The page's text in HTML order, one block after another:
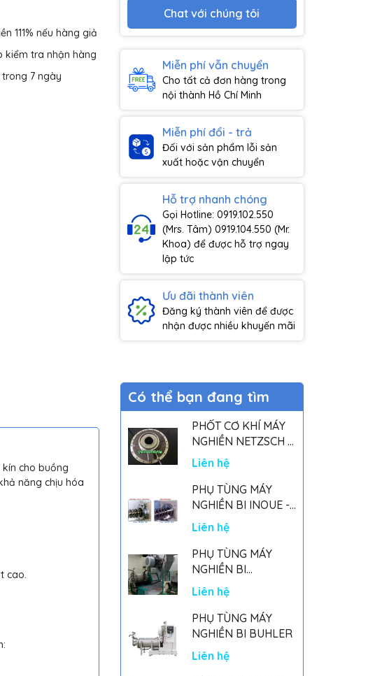
111% nếu hàng giả
kiểm tra nhận hàng
7 ngày
Chat với chúng tôi
Miễn phí vẫn chuyển
Cho tất cả đơn hàng trong
nội thành Hồ Chí Minh
Miễn phí đổi - trả
Đối với sản phẩm lỗi sản
xuất hoặc vận chuyển
Hỗ trợ nhanh chóng
Gọi Hotline: 0919.102.550
(Mrs. Tâm) 0919.104.550 (Mr.
Khoa) để được hỗ trợ ngay
lập tức
Ưu đãi thành viên
Đăng ký thành viên để được
nhận được nhiều khuyến mãi
cho buồng
năng chịu hóa
cao.
Có thể bạn đang tìm
PHỐT CƠ KHÍ MÁY
NGHIỀN NETZSCH -
GERMANY
Liên hệ
PHỤ TÙNG MÁY
NGHIỀN BI INOUE -
PARTS FOR MHGII-
50 MIGHTY MILL
MARK II
Liên hệ
PHỤ TÙNG MÁY
NGHIỀN BI
NETSZCH
Liên hệ
PHỤ TÙNG MÁY
NGHIỀN BI BUHLER
Liên hệ